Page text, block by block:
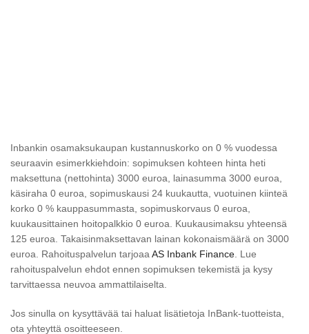
Inbankin osamaksukaupan kustannuskorko on 0 % vuodessa
seuraavin esimerkkiehdoin: sopimuksen kohteen hinta heti
maksettuna (nettohinta) 3000 euroa, lainasumma 3000 euroa,
käsiraha 0 euroa, sopimuskausi 24 kuukautta, vuotuinen kiinteä
korko 0 % kauppasummasta, sopimuskorvaus 0 euroa,
kuukausittainen hoitopalkkio 0 euroa. Kuukausimaksu yhteensä
125 euroa. Takaisinmaksettavan lainan kokonaismäärä on 3000
euroa. Rahoituspalvelun tarjoaaAS Inbank Finance. Lue
rahoituspalvelun ehdot ennen sopimuksen tekemistä ja kysy
tarvittaessa neuvoa ammattilaiselta.
Jos sinulla on kysyttävää tai haluat lisätietoja InBank-tuotteista,
ota yhteyttä osoitteeseen.